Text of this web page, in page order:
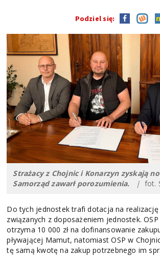
Podziel się:
Strażacy z Chojnic i Konarzyn zyskają
Samorząd zawarł porozumienia. | fot.
Do tych jednostek trafi dotacja na realizację
związanych z doposażeniem jednostek.
otrzyma 10 000 zł na dofinansowanie
pływającej Mamut, natomiast OSP w
tę samą kwotę na zakup potrzebnego im